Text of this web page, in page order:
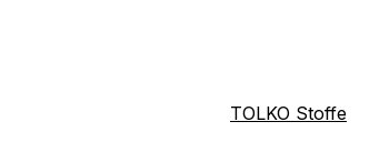
TOLKO Stoffe